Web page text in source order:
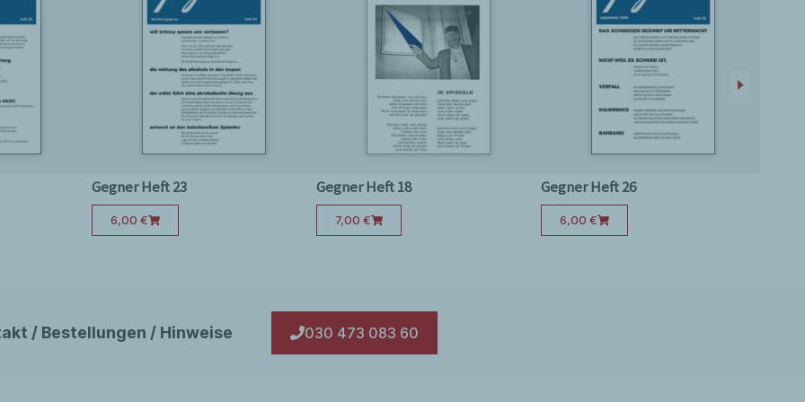
waren die Lieblingsschriftsteller nicht
AUGEN #31(KRIEGS-
blassgraues flickwerk / der tag war
als antinational, wurde nicht
sondern geehrt und gesucht.“
unterbundenen Gefängnis-
– Der knast ist keine deutsche
Gegner Heft 23
6,00 €
Gegner Heft 18
7,00 €
Gegner Heft 26
6,00 €
/ Bestellungen / Hinweise 030 473 083 60